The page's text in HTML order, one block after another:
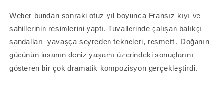
Weber bundan sonraki otuz yıl boyunca Fransız kıyı ve
sahillerinin resimlerini yaptı. Tuvallerinde çalışan balıkçı
sandalları, yavaşça seyreden tekneleri, resmetti. Doğanın
gücünün insanın deniz yaşamı üzerindeki sonuçlarını
gösteren bir çok dramatik kompozisyon gerçekleştirdi.